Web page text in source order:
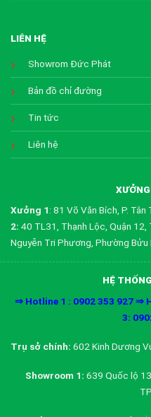
LIÊN HỆ
Showrom Đức Phát
Bản đồ chỉ đường
Tin tức
Liên hệ
Xưởng 1: 81 Võ Văn Bích, P. Tân
2: 40 TL31, Thạnh Lộc, Quận 12,
Nguyễn Tri Phương, Phường Bửu
HỆ
⇒ Hotline 1 : 0902 353 927 ⇒
3:
Trụ sở chính: 602 Kinh Dương
Showroom 1: 639 Quốc lộ